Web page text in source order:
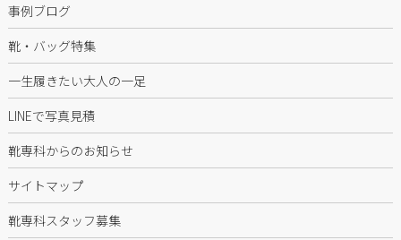
事例ブログ
靴・バッグ特集
一生履きたい大人の一足
LINEで写真見積
靴専科からのお知らせ
サイトマップ
靴専科スタッフ募集